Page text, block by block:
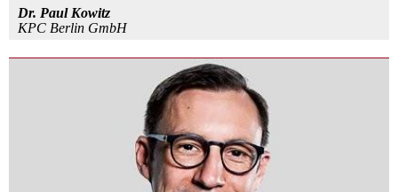
Dr. Paul Kowitz
KPC Berlin GmbH